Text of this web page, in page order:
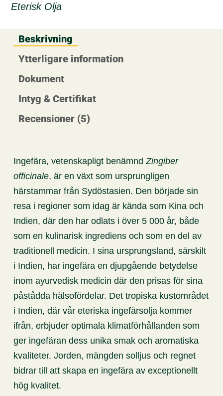
Eterisk Olja
Beskrivning
Ytterligare information
Dokument
Intyg & Certifikat
Recensioner (5)
Ingefära, vetenskapligt benämndZingiber
officinale, är en växt som ursprungligen
härstammar från Sydöstasien. Den började sin
resa i regioner som idag är kända som Kina och
Indien, där den har odlats i över 5 000 år, både
som en kulinarisk ingrediens och som en del av
traditionell medicin. I sina ursprungsland, särskilt
i Indien, har ingefära en djupgående betydelse
inom ayurvedisk medicin där den prisas för sina
påstådda hälsofördelar. Det tropiska kustområdet
i Indien, där vår eteriska ingefärsolja kommer
ifrån, erbjuder optimala klimatförhållanden som
ger ingefäran dess unika smak och aromatiska
kvaliteter. Jorden, mängden solljus och regnet
bidrar till att skapa en ingefära av exceptionellt
hög kvalitet.